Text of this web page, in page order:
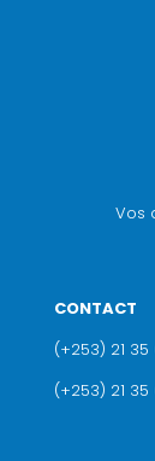
Vos
CONTACT
(+253) 21 35
(+253) 21